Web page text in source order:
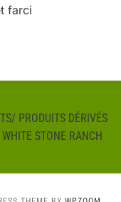
farci
PRODUITS DÉRIVÉS
STONE RANCH